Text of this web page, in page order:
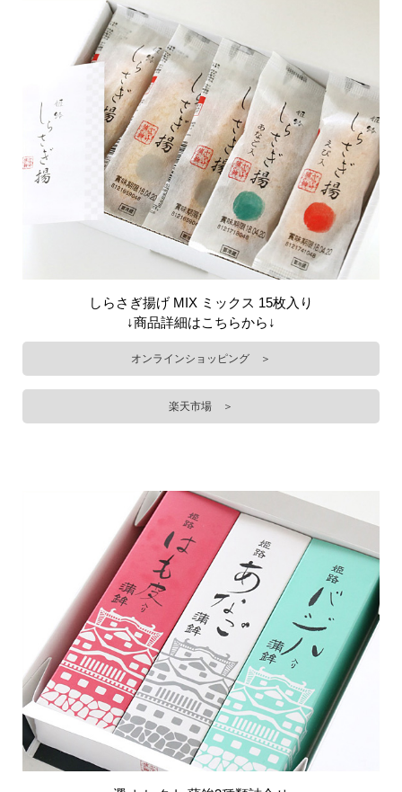
しらさぎ揚げ MIX ミックス 15枚入り
↓商品詳細はこちらから↓
オンラインショッピング ＞
楽天市場 ＞